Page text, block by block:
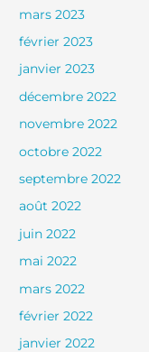
mars 2023
février 2023
janvier 2023
décembre 2022
novembre 2022
octobre 2022
septembre 2022
août 2022
juin 2022
mai 2022
mars 2022
février 2022
janvier 2022